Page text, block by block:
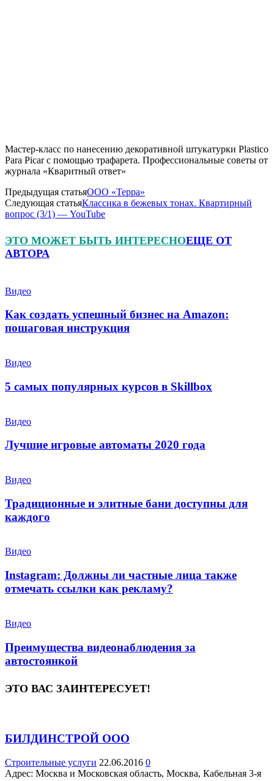
Мастер-класс по нанесению декоративной штукатурки Plastico
Para Picar с помощью трафарета. Профессиональные советы от
журнала «Кваритный ответ»
Предыдущая статьяООО «Терра»
Следующая статьяКлассика в бежевых тонах. Квартирный
вопрос (3/1) — YouTube
ЭТО МОЖЕТ БЫТЬ ИНТЕРЕСНОЕЩЕ ОТ
АВТОРА
Видео
Как создать успешный бизнес на Amazon:
пошаговая инструкция
Видео
5 самых популярных курсов в Skillbox
Видео
Лучшие игровые автоматы 2020 года
Видео
Традиционные и элитные бани доступны для
каждого
Видео
Instagram: Должны ли частные лица также
отмечать ссылки как рекламу?
Видео
Преимущества видеонаблюдения за
автостоянкой
ЭТО ВАС ЗАИНТЕРЕСУЕТ!
БИЛДИНСТРОЙ ООО
Строительные услуги 22.06.2016 0
Адрес: Москва и Московская область, Москва, Кабельная 3-я